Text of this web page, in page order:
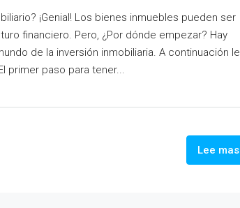
¡Genial! Los bienes inmuebles pueden ser
financiero. Pero, ¿Por dónde empezar? Hay
de la inversión inmobiliaria. A continuación le
primer paso para tener...
Lee mas